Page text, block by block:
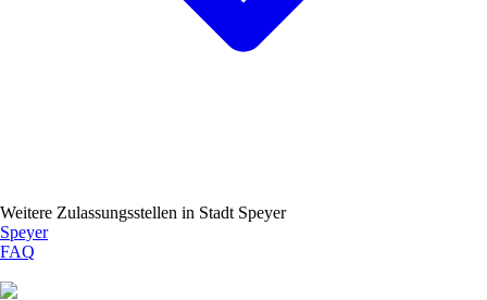
Weitere Zulassungsstellen in Stadt Speyer
Speyer
FAQ